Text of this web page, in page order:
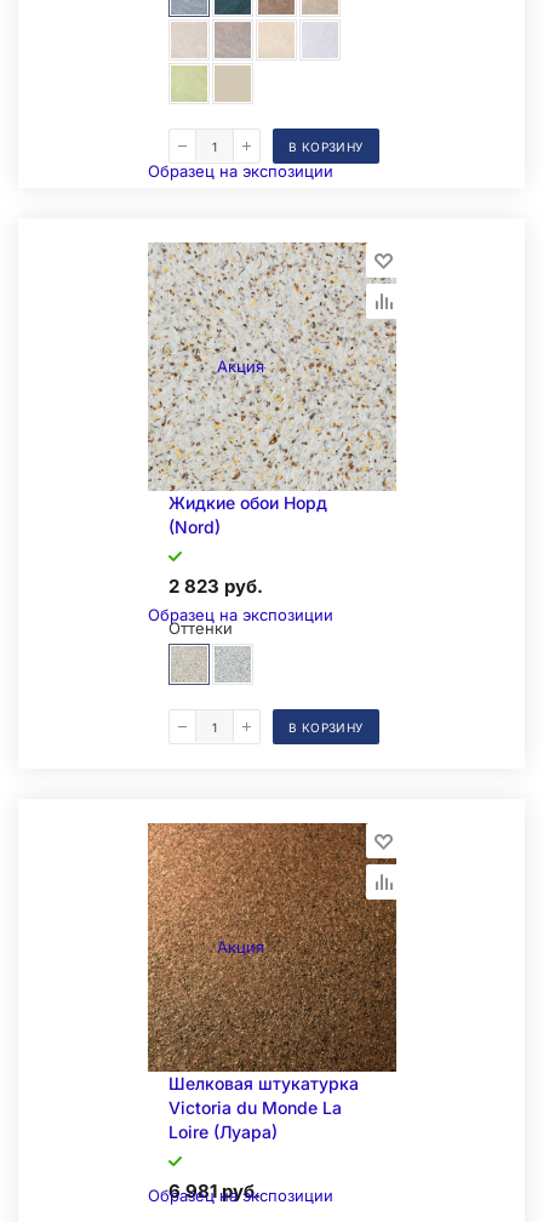
Образец на экспозиции
Складская позиция
В КОРЗИНУ
Акция
Образец на экспозиции
Складская позиция
Жидкие обои Норд
(Nord)
2 823 руб.
Оттенки
В КОРЗИНУ
Акция
Образец на экспозиции
Шелковая штукатурка
Victoria du Monde La
Loire (Луара)
6 981 руб.